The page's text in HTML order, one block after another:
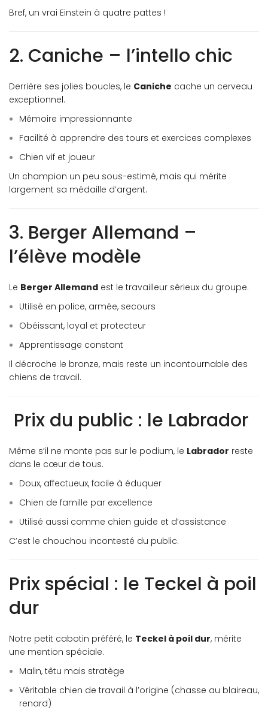
Bref, un vrai Einstein à quatre pattes !
2. Caniche – l’intello chic
Derrière ses jolies boucles, le Caniche cache un cerveau
exceptionnel.
Mémoire impressionnante
Facilité à apprendre des tours et exercices complexes
Chien vif et joueur
Un champion un peu sous-estimé, mais qui mérite
largement sa médaille d’argent.
3. Berger Allemand –
l’élève modèle
Le Berger Allemand est le travailleur sérieux du groupe.
Utilisé en police, armée, secours
Obéissant, loyal et protecteur
Apprentissage constant
Il décroche le bronze, mais reste un incontournable des
chiens de travail.
️ Prix du public : le Labrador
Même s’il ne monte pas sur le podium, le Labrador reste
dans le cœur de tous.
Doux, affectueux, facile à éduquer
Chien de famille par excellence
Utilisé aussi comme chien guide et d’assistance
C’est le chouchou incontesté du public.
Prix spécial : le Teckel à poil
dur
Notre petit cabotin préféré, le Teckel à poil dur, mérite
une mention spéciale.
Malin, têtu mais stratège
Véritable chien de travail à l’origine (chasse au blaireau,
renard)